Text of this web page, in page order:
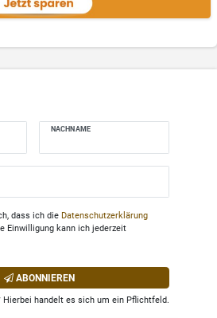
NACHNAME
dass ich die Daten­schutz­erklärung
Einwilligung kann ich jederzeit
ABONNIEREN
Hierbei handelt es sich um ein Pflichtfeld.